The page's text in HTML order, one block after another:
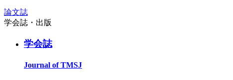
論文誌
学会誌・出版
学会誌
Journal of TMSJ